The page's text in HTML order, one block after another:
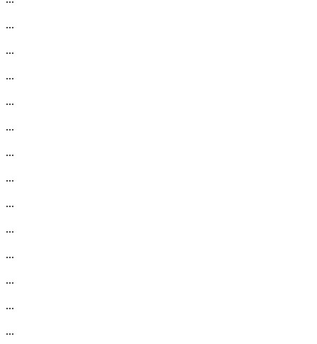
...
...
...
...
...
...
...
...
...
...
...
...
...